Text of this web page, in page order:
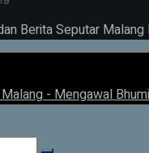
Berita Seputar Malang
- Mengawal